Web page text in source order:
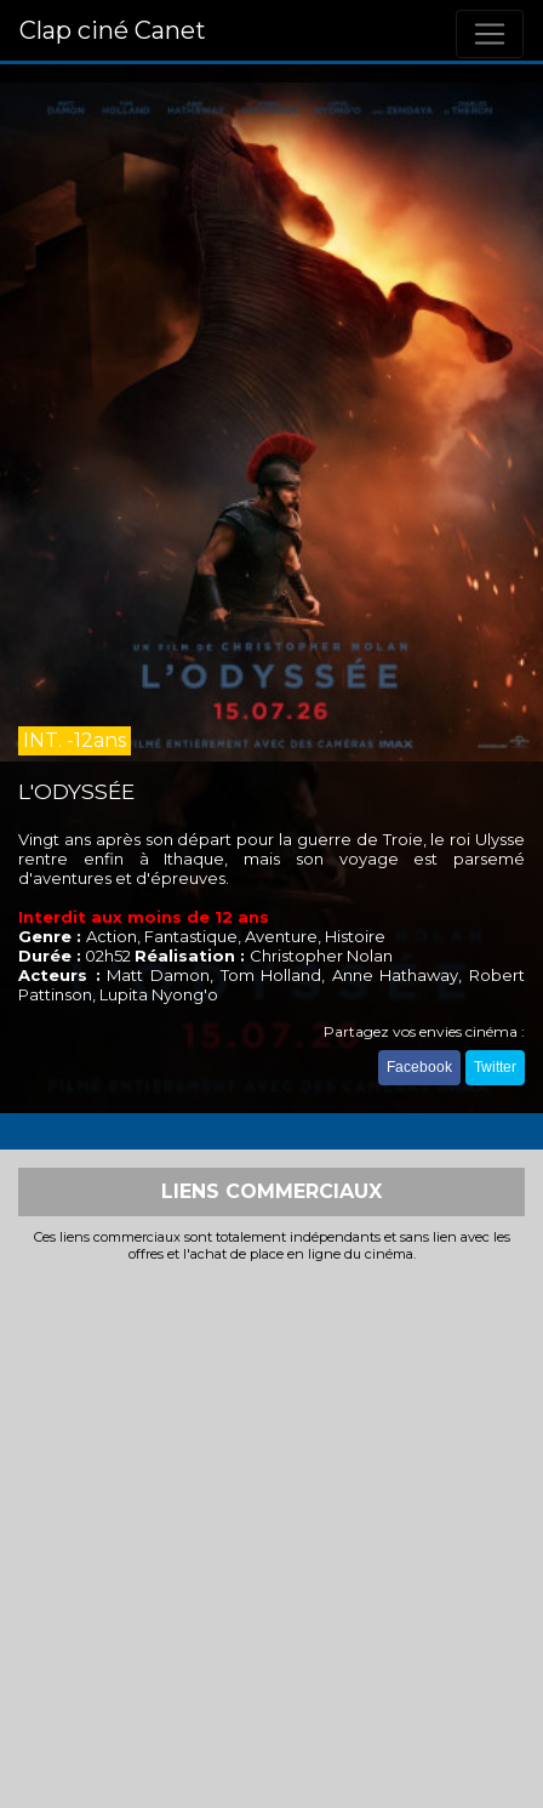
Clap ciné Canet
INT. -12ans
L'ODYSSÉE
Vingt ans après son départ pour la guerre de Troie, le roi Ulysse
rentre enfin à Ithaque, mais son voyage est parsemé
d'aventures et d'épreuves.
Interdit aux moins de 12 ans
Genre : Action, Fantastique, Aventure, Histoire
Durée : 02h52 Réalisation : Christopher Nolan
Acteurs : Matt Damon, Tom Holland, Anne Hathaway, Robert
Pattinson, Lupita Nyong'o
Partagez vos envies cinéma :
Facebook Twitter
LIENS COMMERCIAUX
Ces liens commerciaux sont totalement indépendants et sans lien avec les
offres et l'achat de place en ligne du cinéma.